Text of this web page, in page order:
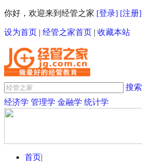
你好，欢迎来到经管之家 [登录] [注册]
设为首页 | 经管之家首页 | 收藏本站
搜索
经济学 管理学 金融学 统计学
首页|